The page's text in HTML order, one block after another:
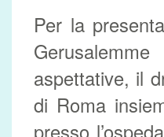
Per la
aspettative, il
di Roma
presso